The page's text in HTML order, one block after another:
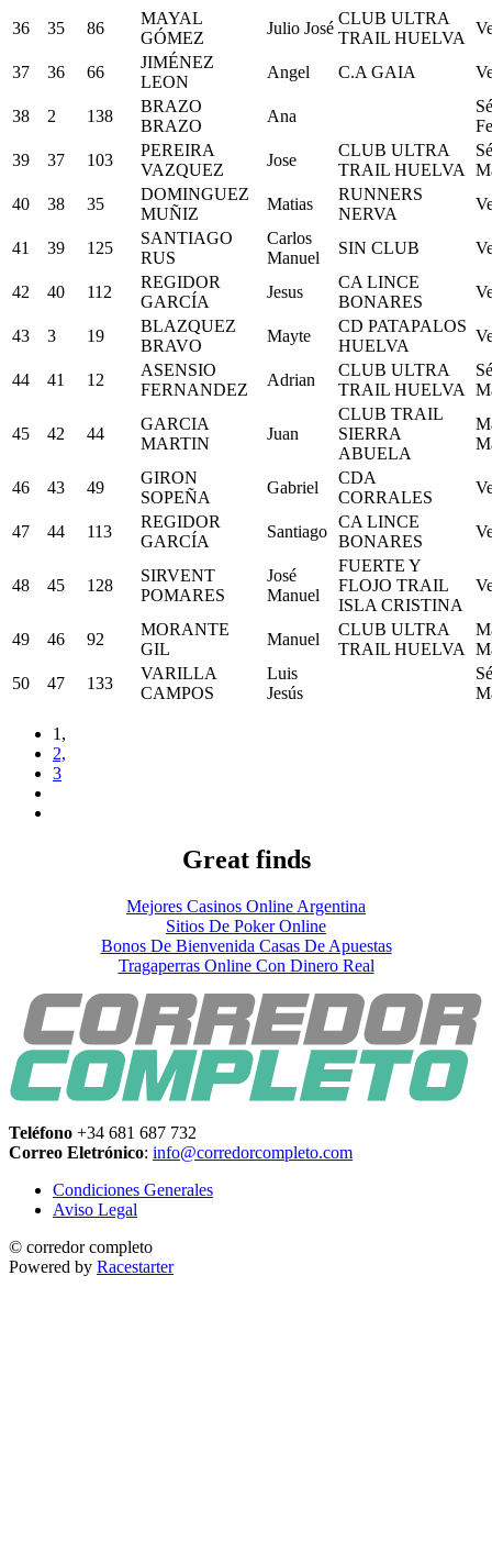
36
35 86
MAYAL
GÓMEZ
Julio José
CLUB ULTRA
TRAIL HUELVA
37 36 66
JIMÉNEZ
LEON
Angel C.A GAIA
38 2 138
BRAZO
BRAZO
Ana
39
37 103
PEREIRA
VAZQUEZ
Jose
CLUB ULTRA
TRAIL HUELVA
40
38 35
DOMINGUEZ
MUÑIZ
Matias
RUNNERS
NERVA
41 39 125
SANTIAGO
RUS
Carlos
Manuel
SIN CLUB
42 40 112
REGIDOR
GARCÍA
Jesus
CA LINCE
BONARES
43 3 19
BLAZQUEZ
BRAVO
Mayte
CD PATAPALOS
HUELVA
44 41 12
ASENSIO
FERNANDEZ
Adrian
CLUB ULTRA
TRAIL HUELVA
45 42 44
GARCIA
MARTIN
Juan
CLUB TRAIL
SIERRA
ABUELA
46 43 49
GIRON
SOPEÑA
Gabriel
CDA
CORRALES
47 44 113
REGIDOR
GARCÍA
Santiago
CA LINCE
BONARES
48 45 128
SIRVENT
POMARES
José
Manuel
FUERTE Y
FLOJO TRAIL
ISLA CRISTINA
49 46 92
MORANTE
GIL
Manuel
CLUB ULTRA
TRAIL HUELVA
50
47 133
VARILLA
CAMPOS
Luis
Jesús
1,
2,
3
Great finds
Mejores Casinos Online Argentina
Sitios De Poker Online
Bonos De Bienvenida Casas De Apuestas
Tragaperras Online Con Dinero Real
Teléfono +34 681 687 732
Correo Eletrónico: info@corredorcompleto.com
Condiciones Generales
Aviso Legal
© corredor completo
Powered by Racestarter